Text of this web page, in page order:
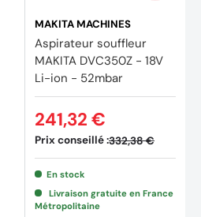
MAKITA MACHINES
Aspirateur souffleur
MAKITA DVC350Z - 18V
Li-ion - 52mbar
Prix conseillé :332,38 €
241,32 €
En stock
Livraison gratuite en France
Métropolitaine